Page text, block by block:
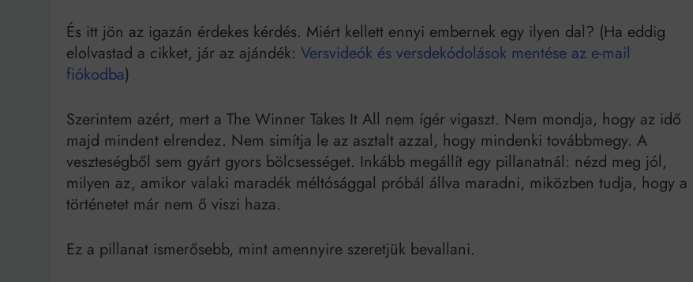
És itt jön az igazán érdekes kérdés. Miért kellett ennyi embernek egy ilyen dal? (Ha eddig
elolvastad a cikket, jár az ajándék: Versvideók és versdekódolások mentése az e-mail
fiókodba)
Szerintem azért, mert a The Winner Takes It All nem ígér vigaszt. Nem mondja, hogy az idő
majd mindent elrendez. Nem simítja le az asztalt azzal, hogy mindenki továbbmegy. A
veszteségből sem gyárt gyors bölcsességet. Inkább megállít egy pillanatnál: nézd meg jól,
milyen az, amikor valaki maradék méltósággal próbál állva maradni, miközben tudja, hogy a
történetet már nem ő viszi haza.
Ez a pillanat ismerősebb, mint amennyire szeretjük bevallani.